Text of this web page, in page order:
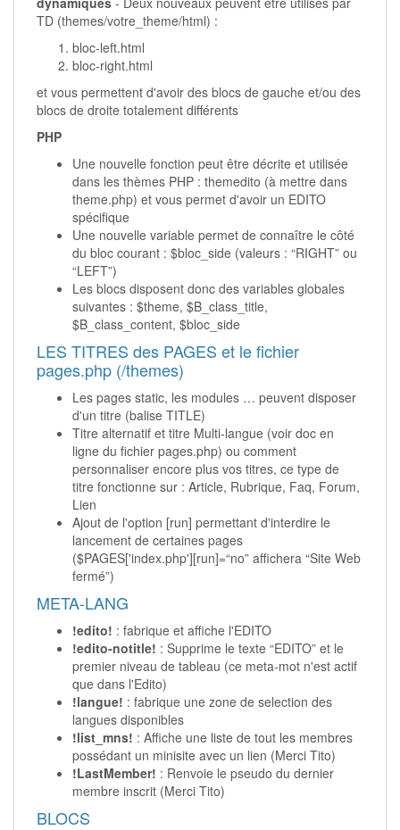
TD (themes/votre_theme/html) :
bloc-left.html
bloc-right.html
et vous permettent d'avoir des blocs de gauche et/ou des
blocs de droite totalement différents
PHP
Une nouvelle fonction peut être décrite et utilisée
dans les thèmes PHP : themedito (à mettre dans
theme.php) et vous permet d'avoir un EDITO
spécifique
Une nouvelle variable permet de connaître le côté
du bloc courant : $bloc_side (valeurs : “RIGHT” ou
“LEFT”)
Les blocs disposent donc des variables globales
suivantes : $theme, $B_class_title,
$B_class_content, $bloc_side
LES TITRES des PAGES et le fichier
pages.php (/themes)
Les pages static, les modules … peuvent disposer
d'un titre (balise TITLE)
Titre alternatif et titre Multi-langue (voir doc en
ligne du fichier pages.php) ou comment
personnaliser encore plus vos titres, ce type de
titre fonctionne sur : Article, Rubrique, Faq, Forum,
Lien
Ajout de l'option [run] permettant d'interdire le
lancement de certaines pages
($PAGES['index.php'][run]=“no” affichera “Site Web
fermé”)
META-LANG
!edito! : fabrique et affiche l'EDITO
!edito-notitle! : Supprime le texte “EDITO” et le
premier niveau de tableau (ce meta-mot n'est actif
que dans l'Edito)
!langue! : fabrique une zone de selection des
langues disponibles
!list_mns! : Affiche une liste de tout les membres
possédant un minisite avec un lien (Merci Tito)
!LastMember! : Renvoie le pseudo du dernier
membre inscrit (Merci Tito)
BLOCS